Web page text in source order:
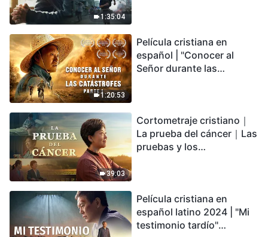
1:35:04
podemos sobrevivir?
1:20:53
Película cristiana en
español | "Conocer al
Señor durante las
encontrarás refugio?
39:03
Cortometraje cristiano｜
La prueba del cáncer｜Las
pruebas y los
Película cristiana en
español latino 2024 | "Mi
testimonio tardío"